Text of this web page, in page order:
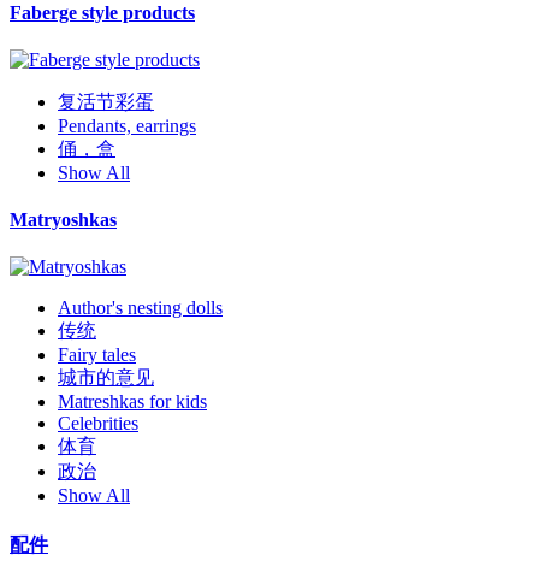
Faberge style products
复活节彩蛋
Pendants, earrings
俑，盒
Show All
Matryoshkas
Author's nesting dolls
传统
Fairy tales
城市的意见
Matreshkas for kids
Celebrities
体育
政治
Show All
配件